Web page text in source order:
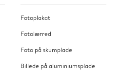
Fotoplakat
Fotolærred
Foto på skumplade
Billede på aluminiumsplade